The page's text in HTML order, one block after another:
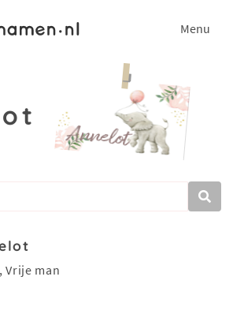
Menu
Vrije man